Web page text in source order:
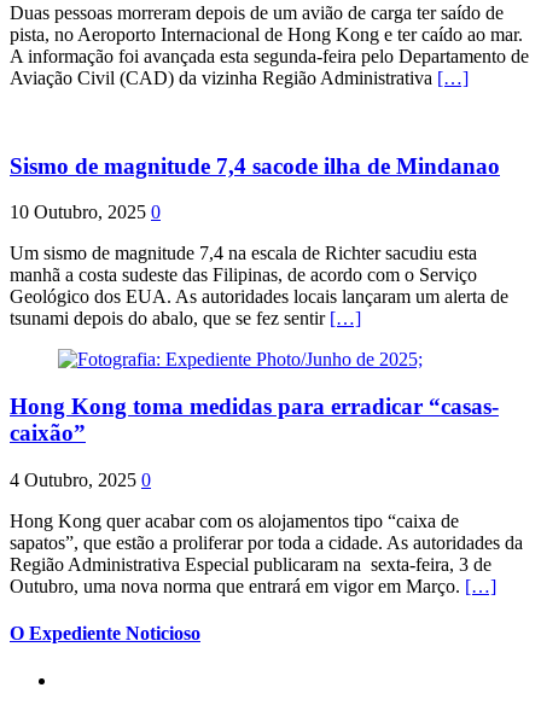
Duas pessoas morreram depois de um avião de carga ter saído de
pista, no Aeroporto Internacional de Hong Kong e ter caído ao mar.
A informação foi avançada esta segunda-feira pelo Departamento de
Aviação Civil (CAD) da vizinha Região Administrativa […]
Sismo de magnitude 7,4 sacode ilha de Mindanao
10 Outubro, 2025 0
Um sismo de magnitude 7,4 na escala de Richter sacudiu esta
manhã a costa sudeste das Filipinas, de acordo com o Serviço
Geológico dos EUA. As autoridades locais lançaram um alerta de
tsunami depois do abalo, que se fez sentir […]
Hong Kong toma medidas para erradicar “casas-
caixão”
4 Outubro, 2025 0
Hong Kong quer acabar com os alojamentos tipo “caixa de
sapatos”, que estão a proliferar por toda a cidade. As autoridades da
Região Administrativa Especial publicaram na sexta-feira, 3 de
Outubro, uma nova norma que entrará em vigor em Março. […]
O Expediente Noticioso